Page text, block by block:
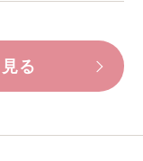
る